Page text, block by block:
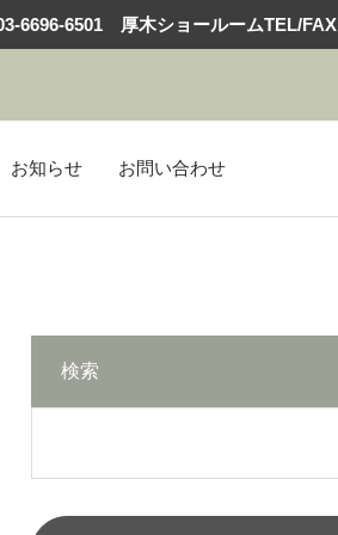
6696-6501 厚木ショールームTEL/FAX
お知らせ お問い合わせ
検索